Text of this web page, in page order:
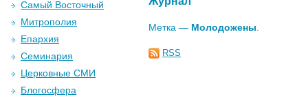
Метка — Молодожены
RSS
Самый Восточный
Митрополия
Епархия
Семинария
Церковные СМИ
Блогосфера